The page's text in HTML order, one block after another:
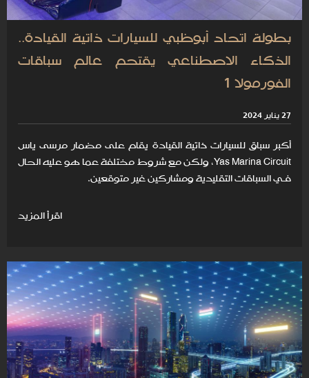
بطولة اتحاد أبوظبي للسيارات ذاتية القيادة..
الذكاء الاصطناعي يقتحم عالم سباقات
الفورمولا 1
27 يناير 2024
أكبر سباق للسيارات ذاتية القيادة يقام على مضمار مرسى ياس
Yas Marina Circuit، ولكن مع شروط مختلفة عما هو عليه الحال
فـي السباقات التقليدية ومشاركين غير متوقعين.
اقرأ المزيد